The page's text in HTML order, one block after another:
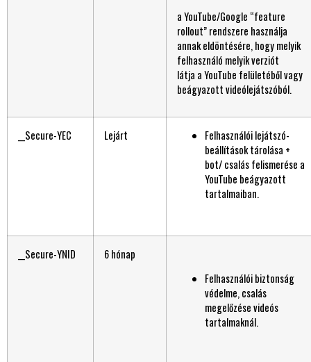
a YouTube/Google “feature
rollout” rendszere használja
annak eldöntésére, hogy melyik
felhasználó melyik verziót
látja a YouTube felületéből vagy
beágyazott videólejátszóból.
__Secure-YEC Lejárt
Felhasználói lejátszó-
beállítások tárolása +
bot/ csalás felismerése a
YouTube beágyazott
tartalmaiban.
__Secure-YNID
6 hónap
Felhasználói biztonság
védelme, csalás
megelőzése videós
tartalmaknál.